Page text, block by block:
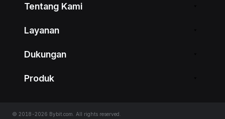
Tentang Kami
Layanan
Dukungan
Produk
© 2018-2026 Bybit.com. All rights reserved.